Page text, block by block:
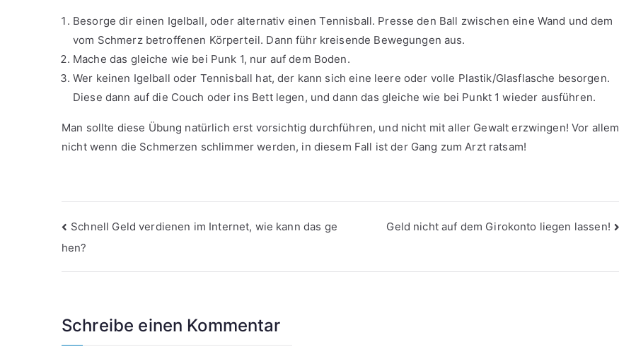
Besorge dir einen Igelball, oder alternativ einen Tennisball. Presse den Ball zwischen eine Wand und dem
vom Schmerz betroffenen Körperteil. Dann führ kreisende Bewegungen aus.
Mache das gleiche wie bei Punk 1, nur auf dem Boden.
Wer keinen Igelball oder Tennisball hat, der kann sich eine leere oder volle Plastik/Glasflasche besorgen.
Diese dann auf die Couch oder ins Bett legen, und dann das gleiche wie bei Punkt 1 wieder ausführen.
Man sollte diese Übung natürlich erst vorsichtig durchführen, und nicht mit aller Gewalt erzwingen! Vor allem
nicht wenn die Schmerzen schlimmer werden, in diesem Fall ist der Gang zum Arzt ratsam!
Beitragsnavigation
Schnell Geld verdienen im Internet, wie kann das ge
hen?
Geld nicht auf dem Girokonto liegen lassen!
Schreibe einen Kommentar